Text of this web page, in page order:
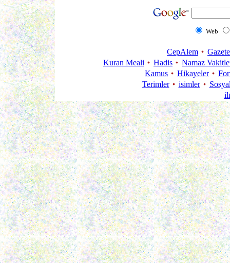
Web
CepAlem
Kuran Meali
Hadis
Namaz
Kamus
Hikayeler
Terimler
isimler